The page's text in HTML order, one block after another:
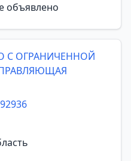
объявлено
С ОГРАНИЧЕННОЙ